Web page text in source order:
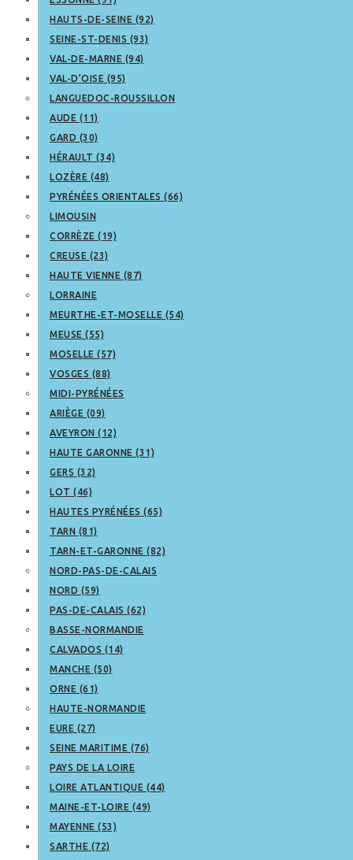
HAUTS-DE-SEINE (92)
SEINE-ST-DENIS (93)
VAL-DE-MARNE (94)
VAL-D’OISE (95)
LANGUEDOC-ROUSSILLON
AUDE (11)
GARD (30)
HÉRAULT (34)
LOZÈRE (48)
PYRÉNÉES ORIENTALES (66)
LIMOUSIN
CORRÈZE (19)
CREUSE (23)
HAUTE VIENNE (87)
LORRAINE
MEURTHE-ET-MOSELLE (54)
MEUSE (55)
MOSELLE (57)
VOSGES (88)
MIDI-PYRÉNÉES
ARIÈGE (09)
AVEYRON (12)
HAUTE GARONNE (31)
GERS (32)
LOT (46)
HAUTES PYRÉNÉES (65)
TARN (81)
TARN-ET-GARONNE (82)
NORD-PAS-DE-CALAIS
NORD (59)
PAS-DE-CALAIS (62)
BASSE-NORMANDIE
CALVADOS (14)
MANCHE (50)
ORNE (61)
HAUTE-NORMANDIE
EURE (27)
SEINE MARITIME (76)
PAYS DE LA LOIRE
LOIRE ATLANTIQUE (44)
MAINE-ET-LOIRE (49)
MAYENNE (53)
SARTHE (72)